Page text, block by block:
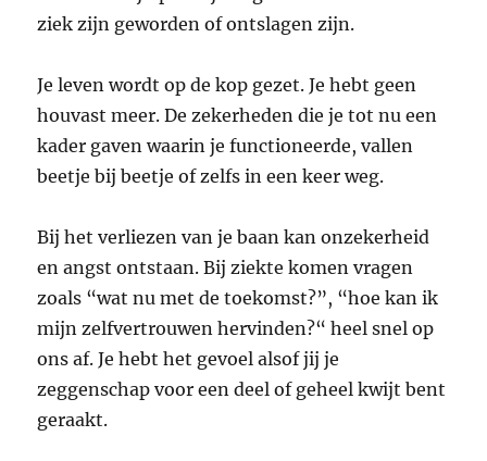
ziek zijn geworden of ontslagen zijn.
Je leven wordt op de kop gezet. Je hebt geen
houvast meer. De zekerheden die je tot nu een
kader gaven waarin je functioneerde, vallen
beetje bij beetje of zelfs in een keer weg.
Bij het verliezen van je baan kan onzekerheid
en angst ontstaan. Bij ziekte komen vragen
zoals “wat nu met de toekomst?”, “hoe kan ik
mijn zelfvertrouwen hervinden?“ heel snel op
ons af. Je hebt het gevoel alsof jij je
zeggenschap voor een deel of geheel kwijt bent
geraakt.